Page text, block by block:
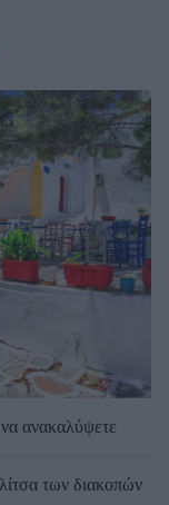
ανακαλύψετε
των διακοπών